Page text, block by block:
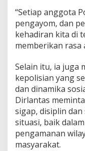
“Setiap anggota
pengayom, dan
kehadiran kita di
memberikan rasa
Selain itu, ia juga
kepolisian yang
dan dinamika
Dirlantas
sigap, disiplin
situasi, baik
pengamanan
masyarakat.